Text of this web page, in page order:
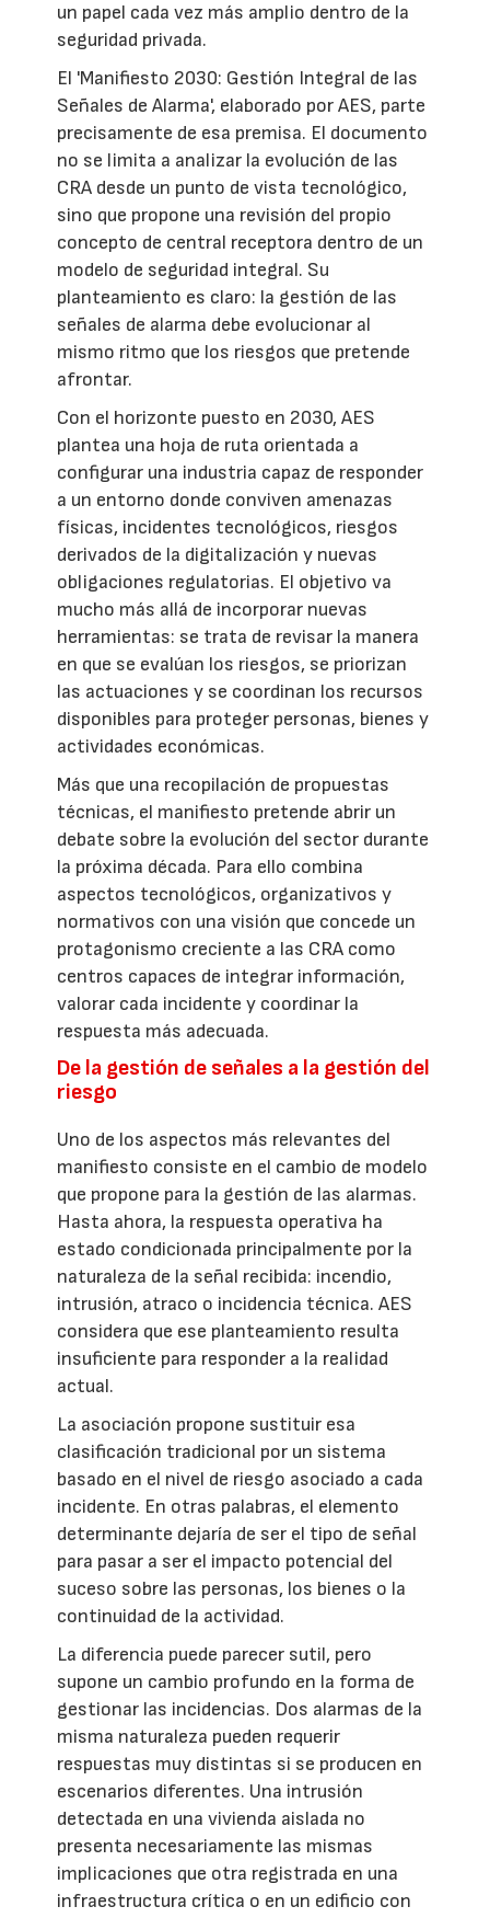
un papel cada vez más amplio dentro de la
seguridad privada.
El 'Manifiesto 2030: Gestión Integral de las
Señales de Alarma', elaborado por AES, parte
precisamente de esa premisa. El documento
no se limita a analizar la evolución de las
CRA desde un punto de vista tecnológico,
sino que propone una revisión del propio
concepto de central receptora dentro de un
modelo de seguridad integral. Su
planteamiento es claro: la gestión de las
señales de alarma debe evolucionar al
mismo ritmo que los riesgos que pretende
afrontar.
Con el horizonte puesto en 2030, AES
plantea una hoja de ruta orientada a
configurar una industria capaz de responder
a un entorno donde conviven amenazas
físicas, incidentes tecnológicos, riesgos
derivados de la digitalización y nuevas
obligaciones regulatorias. El objetivo va
mucho más allá de incorporar nuevas
herramientas: se trata de revisar la manera
en que se evalúan los riesgos, se priorizan
las actuaciones y se coordinan los recursos
disponibles para proteger personas, bienes y
actividades económicas.
Más que una recopilación de propuestas
técnicas, el manifiesto pretende abrir un
debate sobre la evolución del sector durante
la próxima década. Para ello combina
aspectos tecnológicos, organizativos y
normativos con una visión que concede un
protagonismo creciente a las CRA como
centros capaces de integrar información,
valorar cada incidente y coordinar la
respuesta más adecuada.
De la gestión de señales a la gestión del
riesgo
Uno de los aspectos más relevantes del
manifiesto consiste en el cambio de modelo
que propone para la gestión de las alarmas.
Hasta ahora, la respuesta operativa ha
estado condicionada principalmente por la
naturaleza de la señal recibida: incendio,
intrusión, atraco o incidencia técnica. AES
considera que ese planteamiento resulta
insuficiente para responder a la realidad
actual.
La asociación propone sustituir esa
clasificación tradicional por un sistema
basado en el nivel de riesgo asociado a cada
incidente. En otras palabras, el elemento
determinante dejaría de ser el tipo de señal
para pasar a ser el impacto potencial del
suceso sobre las personas, los bienes o la
continuidad de la actividad.
La diferencia puede parecer sutil, pero
supone un cambio profundo en la forma de
gestionar las incidencias. Dos alarmas de la
misma naturaleza pueden requerir
respuestas muy distintas si se producen en
escenarios diferentes. Una intrusión
detectada en una vivienda aislada no
presenta necesariamente las mismas
implicaciones que otra registrada en una
infraestructura crítica o en un edificio con